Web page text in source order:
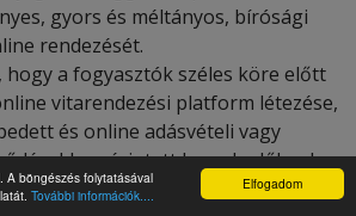
Elfogadom
A böngészés folytatásával
További információk....
gyors és méltányos, bírósági
rendezését.
hogy a fogyasztók széles köre előtt
vitarendezési platform létezése,
és online adásvételi vagy
érintett kereskedőknek a
vezető elektronikus linket